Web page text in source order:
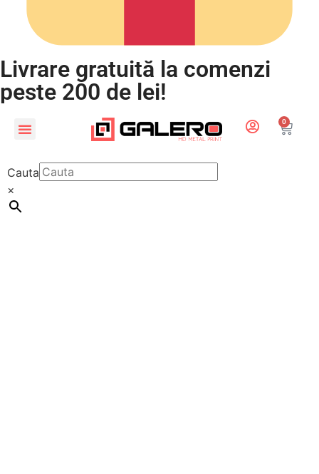
Livrare gratuită la comenzi
peste 200 de lei!
0
Cauta
×